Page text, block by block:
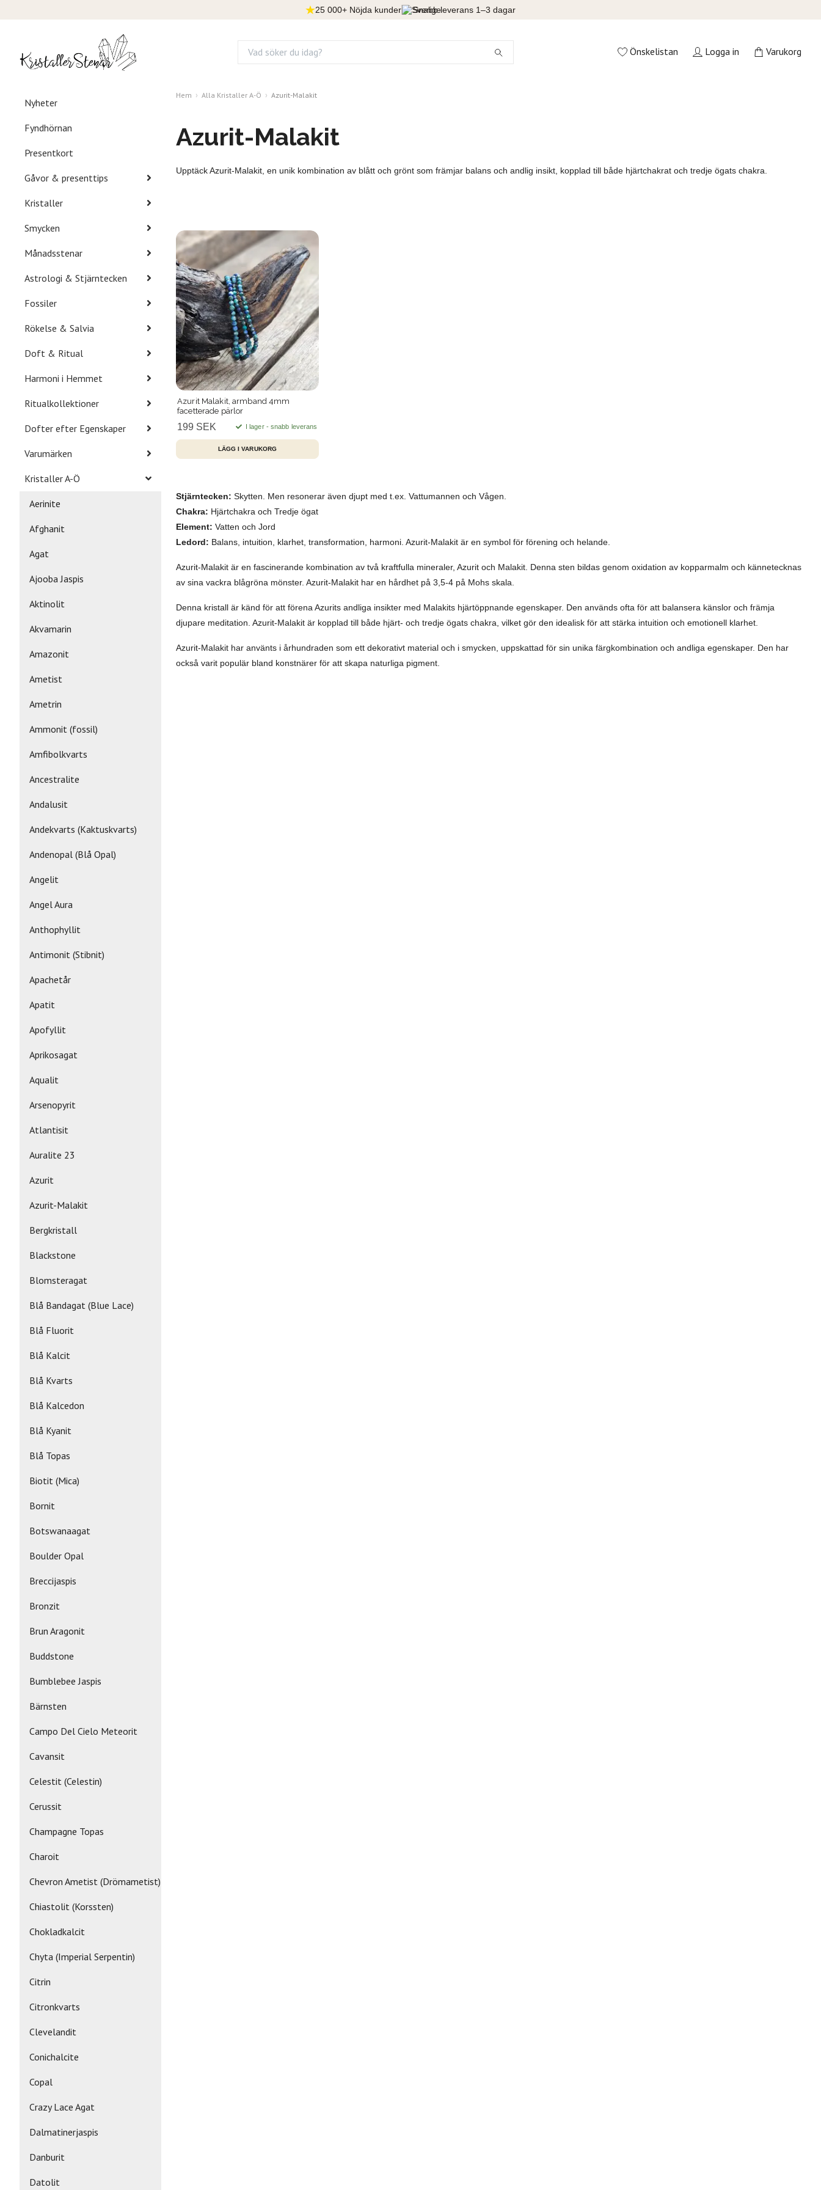
25 000+ Nöjda kunder Snabb leverans 1–3 dagar
Önskelistan Logga in Varukorg
Nyheter
Fyndhörnan
Presentkort
Gåvor & presenttips
Kristaller
Smycken
Månadsstenar
Astrologi & Stjärntecken
Fossiler
Rökelse & Salvia
Doft & Ritual
Harmoni i Hemmet
Ritualkollektioner
Dofter efter Egenskaper
Varumärken
Kristaller A-Ö
Aerinite
Afghanit
Agat
Ajooba Jaspis
Aktinolit
Akvamarin
Amazonit
Ametist
Ametrin
Ammonit (fossil)
Amfibolkvarts
Ancestralite
Andalusit
Andekvarts (Kaktuskvarts)
Andenopal (Blå Opal)
Angelit
Angel Aura
Anthophyllit
Antimonit (Stibnit)
Apachetår
Apatit
Apofyllit
Aprikosagat
Aqualit
Arsenopyrit
Atlantisit
Auralite 23
Azurit
Azurit-Malakit
Bergkristall
Blackstone
Blomsteragat
Blå Bandagat (Blue Lace)
Blå Fluorit
Blå Kalcit
Blå Kvarts
Blå Kalcedon
Blå Kyanit
Blå Topas
Biotit (Mica)
Bornit
Botswanaagat
Boulder Opal
Breccijaspis
Bronzit
Brun Aragonit
Buddstone
Bumblebee Jaspis
Bärnsten
Campo Del Cielo Meteorit
Cavansit
Celestit (Celestin)
Cerussit
Champagne Topas
Charoit
Chevron Ametist (Drömametist)
Chiastolit (Korssten)
Chokladkalcit
Chyta (Imperial Serpentin)
Citrin
Citronkvarts
Clevelandit
Conichalcite
Copal
Crazy Lace Agat
Dalmatinerjaspis
Danburit
Datolit
Hem Alla Kristaller A-Ö Azurit-Malakit
Azurit-Malakit
Upptäck Azurit-Malakit, en unik kombination av blått och grönt som främjar balans och andlig insikt, kopplad till både hjärtchakrat och tredje ögats chakra.
Azurit Malakit, armband 4mm
facetterade pärlor
199 SEK I lager - snabb leverans
Stjärntecken: Skytten. Men resonerar även djupt med t.ex. Vattumannen och Vågen.
Chakra: Hjärtchakra och Tredje ögat
Element: Vatten och Jord
Ledord: Balans, intuition, klarhet, transformation, harmoni. Azurit-Malakit är en symbol för förening och helande.
Azurit-Malakit är en fascinerande kombination av två kraftfulla mineraler, Azurit och Malakit. Denna sten bildas genom oxidation av kopparmalm och kännetecknas
av sina vackra blågröna mönster. Azurit-Malakit har en hårdhet på 3,5-4 på Mohs skala.
Denna kristall är känd för att förena Azurits andliga insikter med Malakits hjärtöppnande egenskaper. Den används ofta för att balansera känslor och främja
djupare meditation. Azurit-Malakit är kopplad till både hjärt- och tredje ögats chakra, vilket gör den idealisk för att stärka intuition och emotionell klarhet.
Azurit-Malakit har använts i århundraden som ett dekorativt material och i smycken, uppskattad för sin unika färgkombination och andliga egenskaper. Den har
också varit populär bland konstnärer för att skapa naturliga pigment.